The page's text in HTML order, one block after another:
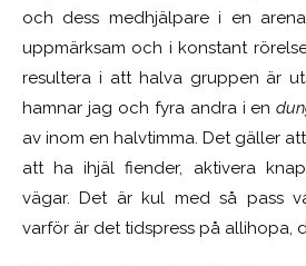
och dess medhjälpare i en
uppmärksam och i konstant
resultera i att halva gruppen är
hamnar jag och fyra andra i en
av inom en halvtimma. Det gäller
att ha ihjäl fiender, aktivera
vägar. Det är kul med så pass
varför är det tidspress på allihopa,